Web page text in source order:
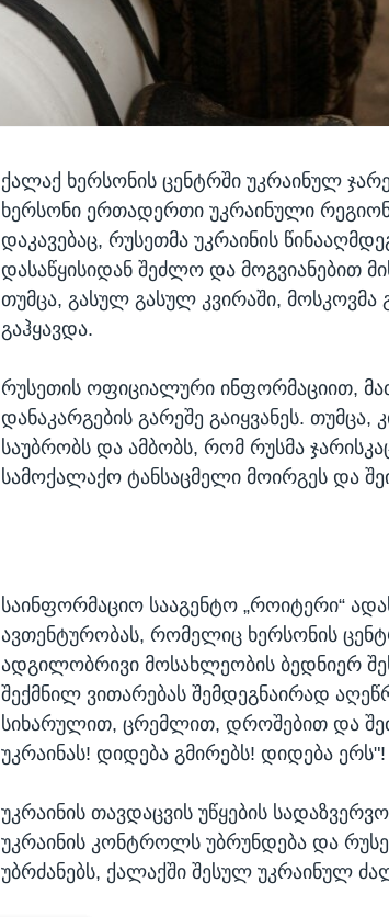
ქალაქ ხერსონის ცენტრში უკრაინულ
ხერსონი ერთადერთი უკრაინული
დაკავებაც, რუსეთმა უკრაინის
დასაწყისიდან შეძლო და მოგვიანებით
თუმცა, გასულ გასულ კვირაში, მოსკოვმა
გაჰყავდა.
რუსეთის ოფიციალური ინფორმაციით,
დანაკარგების გარეშე გაიყვანეს. თუმცა,
საუბრობს და ამბობს, რომ რუსმა
სამოქალაქო ტანსაცმელი მოირგეს და
საინფორმაციო სააგენტო „როიტერი“
ავთენტურობას, რომელიც ხერსონის
ადგილობრივი მოსახლეობის ბედნიერ
შექმნილ ვითარებას შემდეგნაირად
სიხარულით, ცრემლით, დროშებით და
უკრაინას! დიდება გმირებს! დიდება ერს"!
უკრაინის თავდაცვის უწყების
უკრაინის კონტროლს უბრუნდება და
უბრძანებს, ქალაქში შესულ უკრაინულ